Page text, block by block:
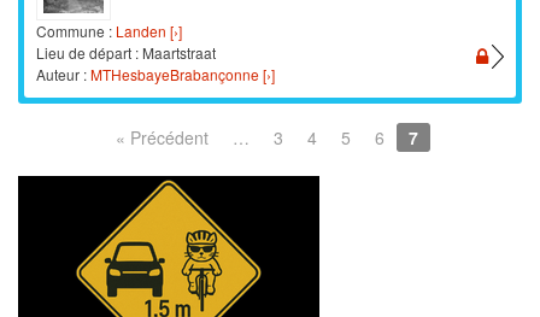
Commune : Landen [›]
Lieu de départ : Maartstraat
Auteur :MTHesbayeBrabançonne [›]
« Précédent … 3 4 5 6 7